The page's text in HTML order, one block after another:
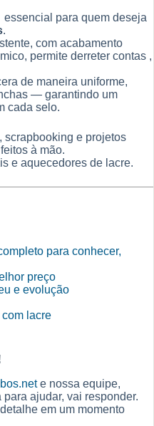
para quem deseja
.
com acabamento
permite derreter contas ,
de maneira uniforme,
— garantindo um
cada selo.
scrapbooking e projetos
à mão.
e aquecedores de lacre.
para conhecer,
preço
e evolução
lacre
e nossa equipe,
ajudar, vai responder.
em um momento